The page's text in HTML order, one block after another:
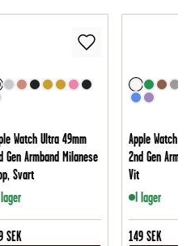
Watch Ultra 49mm
Gen Armband Milanese
Svart
SEK
Apple Watch
2nd Gen
Vit
I lager
149 SEK